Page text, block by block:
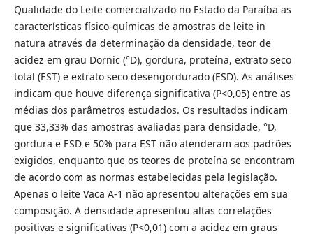
Qualidade do Leite comercializado no Estado da Paraíba as
características físico-químicas de amostras de leite in
natura através da determinação da densidade, teor de
acidez em grau Dornic (°D), gordura, proteína, extrato seco
total (EST) e extrato seco desengordurado (ESD). As análises
indicam que houve diferença significativa (P<0,05) entre as
médias dos parâmetros estudados. Os resultados indicam
que 33,33% das amostras avaliadas para densidade, °D,
gordura e ESD e 50% para EST não atenderam aos padrões
exigidos, enquanto que os teores de proteína se encontram
de acordo com as normas estabelecidas pela legislação.
Apenas o leite Vaca A-1 não apresentou alterações em sua
composição. A densidade apresentou altas correlações
positivas e significativas (P<0,01) com a acidez em graus